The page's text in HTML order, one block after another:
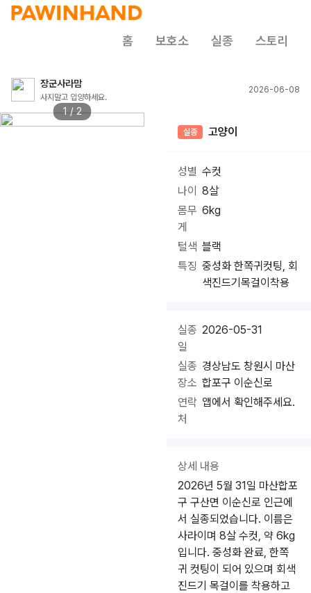
홈 보호소 실종 스토리
장군사라맘
사지말고 입양하세요.
2026-06-08
1 / 2
실종 고양이
성별 수컷
나이
8살
몸무
게
6kg
털색 블랙
특징 중성화 한쪽귀컷팅, 회
색진드기목걸이착용
실종
일
2026-05-31
실종
장소
경상남도 창원시 마산
합포구 이순신로
연락
처
앱에서 확인해주세요.
상세 내용
2026년 5월 31일 마산합포
구 구산면 이순신로 인근에
서 실종되었습니다. 이름은
사라이며 8살 수컷, 약 6kg
입니다. 중성화 완료, 한쪽
귀 컷팅이 되어 있으며 회색
진드기 목걸이를 착용하고